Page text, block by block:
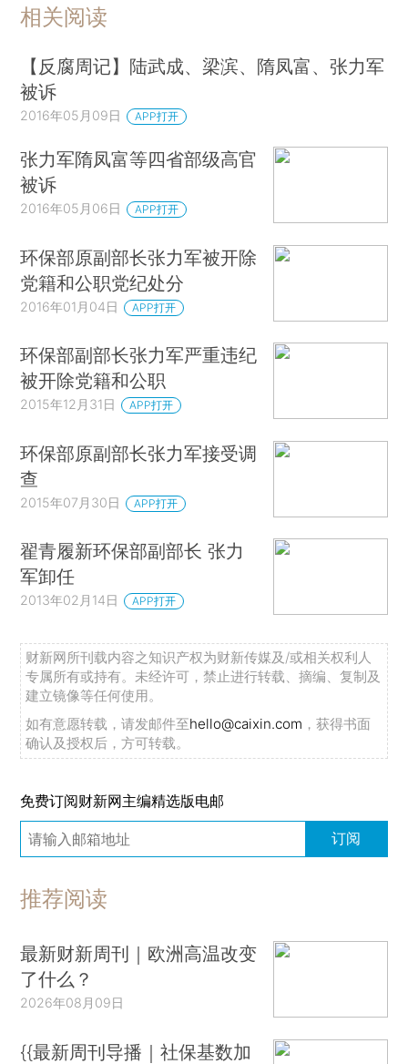
相关阅读
【反腐周记】陆武成、梁滨、隋凤富、张力军
被诉
2016年05月09日 APP打开
张力军隋凤富等四省部级高官
被诉
2016年05月06日 APP打开
环保部原副部长张力军被开除
党籍和公职党纪处分
2016年01月04日 APP打开
环保部副部长张力军严重违纪
被开除党籍和公职
2015年12月31日 APP打开
环保部原副部长张力军接受调
查
2015年07月30日 APP打开
翟青履新环保部副部长 张力
军卸任
2013年02月14日 APP打开
财新网所刊载内容之知识产权为财新传媒及/或相关权利人
专属所有或持有。未经许可，禁止进行转载、摘编、复制及
建立镜像等任何使用。
如有意愿转载，请发邮件至hello@caixin.com ，获得书面
确认及授权后，方可转载。
免费订阅财新网主编精选版电邮
订阅
推荐阅读
最新财新周刊｜欧洲高温改变
了什么？
2026年08月09日
{{最新周刊导播｜社保基数加